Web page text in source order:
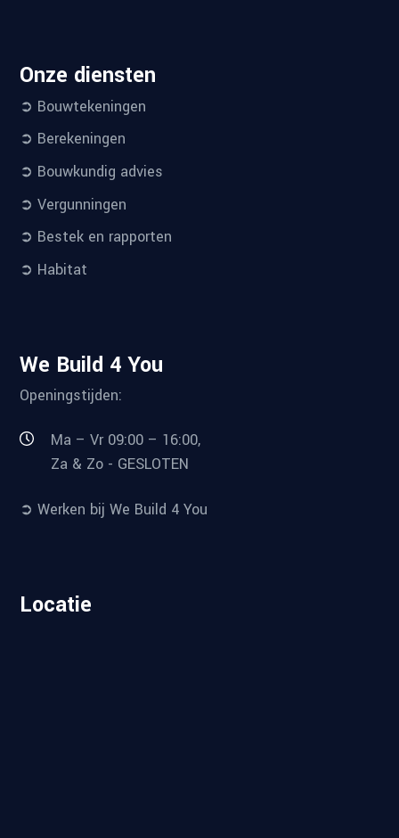
Onze diensten
➲ Bouwtekeningen
➲ Berekeningen
➲ Bouwkundig advies
➲ Vergunningen
➲ Bestek en rapporten
➲ Habitat
We Build 4 You
Openingstijden:
Ma – Vr 09:00 – 16:00,
Za & Zo - GESLOTEN
➲ Werken bij We Build 4 You
Locatie